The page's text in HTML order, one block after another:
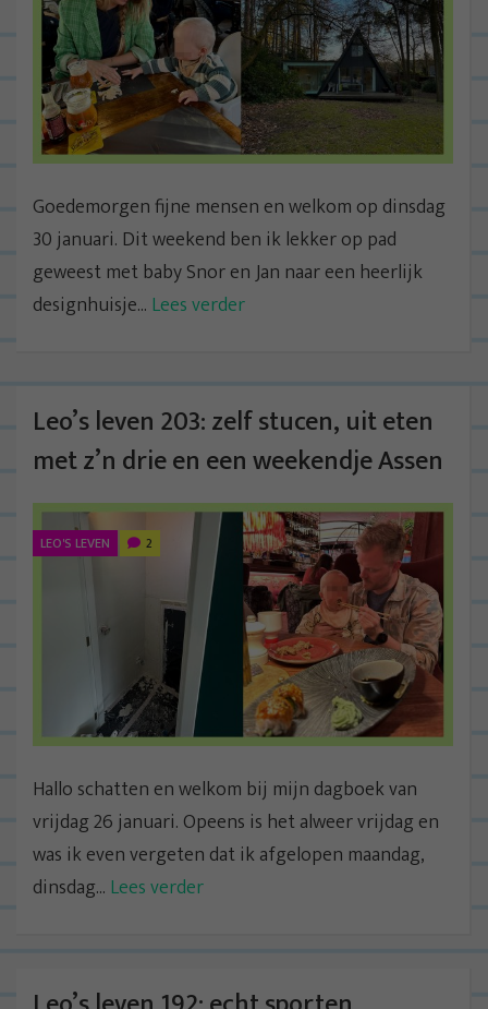
Goedemorgen fijne mensen en welkom op dinsdag
30 januari. Dit weekend ben ik lekker op pad
geweest met baby Snor en Jan naar een heerlijk
designhuisje... Lees verder
Leo’s leven 203: zelf stucen, uit eten
met z’n drie en een weekendje Assen
LEO'S LEVEN 2
Hallo schatten en welkom bij mijn dagboek van
vrijdag 26 januari. Opeens is het alweer vrijdag en
was ik even vergeten dat ik afgelopen maandag,
dinsdag... Lees verder